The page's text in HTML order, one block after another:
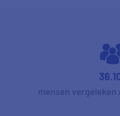
mensen vergeleken